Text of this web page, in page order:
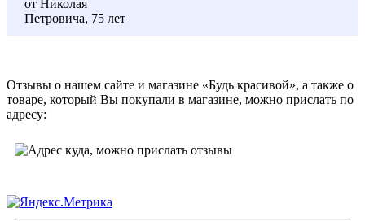
Отзывы о нашем сайте и магазине «Будь красивой», а также о
товаре, который Вы покупали в магазине, можно прислать по
адресу: